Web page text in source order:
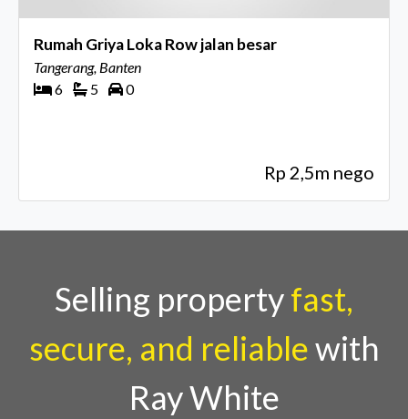
Rumah Griya Loka Row jalan besar
Tangerang, Banten
6
5 0
Rp 2,5m nego
Selling propertyfast,
secure, and reliablewith
Ray White